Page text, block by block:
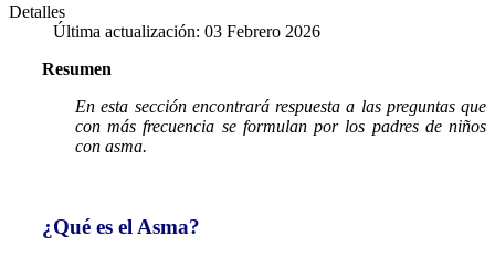
Detalles
Última actualización: 03 Febrero 2026
Resumen
En esta sección encontrará respuesta a las preguntas que
con más frecuencia se formulan por los padres de niños
con asma.
¿Qué es el Asma?